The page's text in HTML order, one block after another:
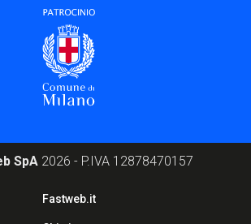
SpA 2026 - P.IVA 12878470157
Fastweb.it